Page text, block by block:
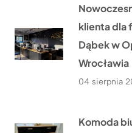
klienta dla
Dąbek w
Wrocławia
04 sierpnia
Komoda